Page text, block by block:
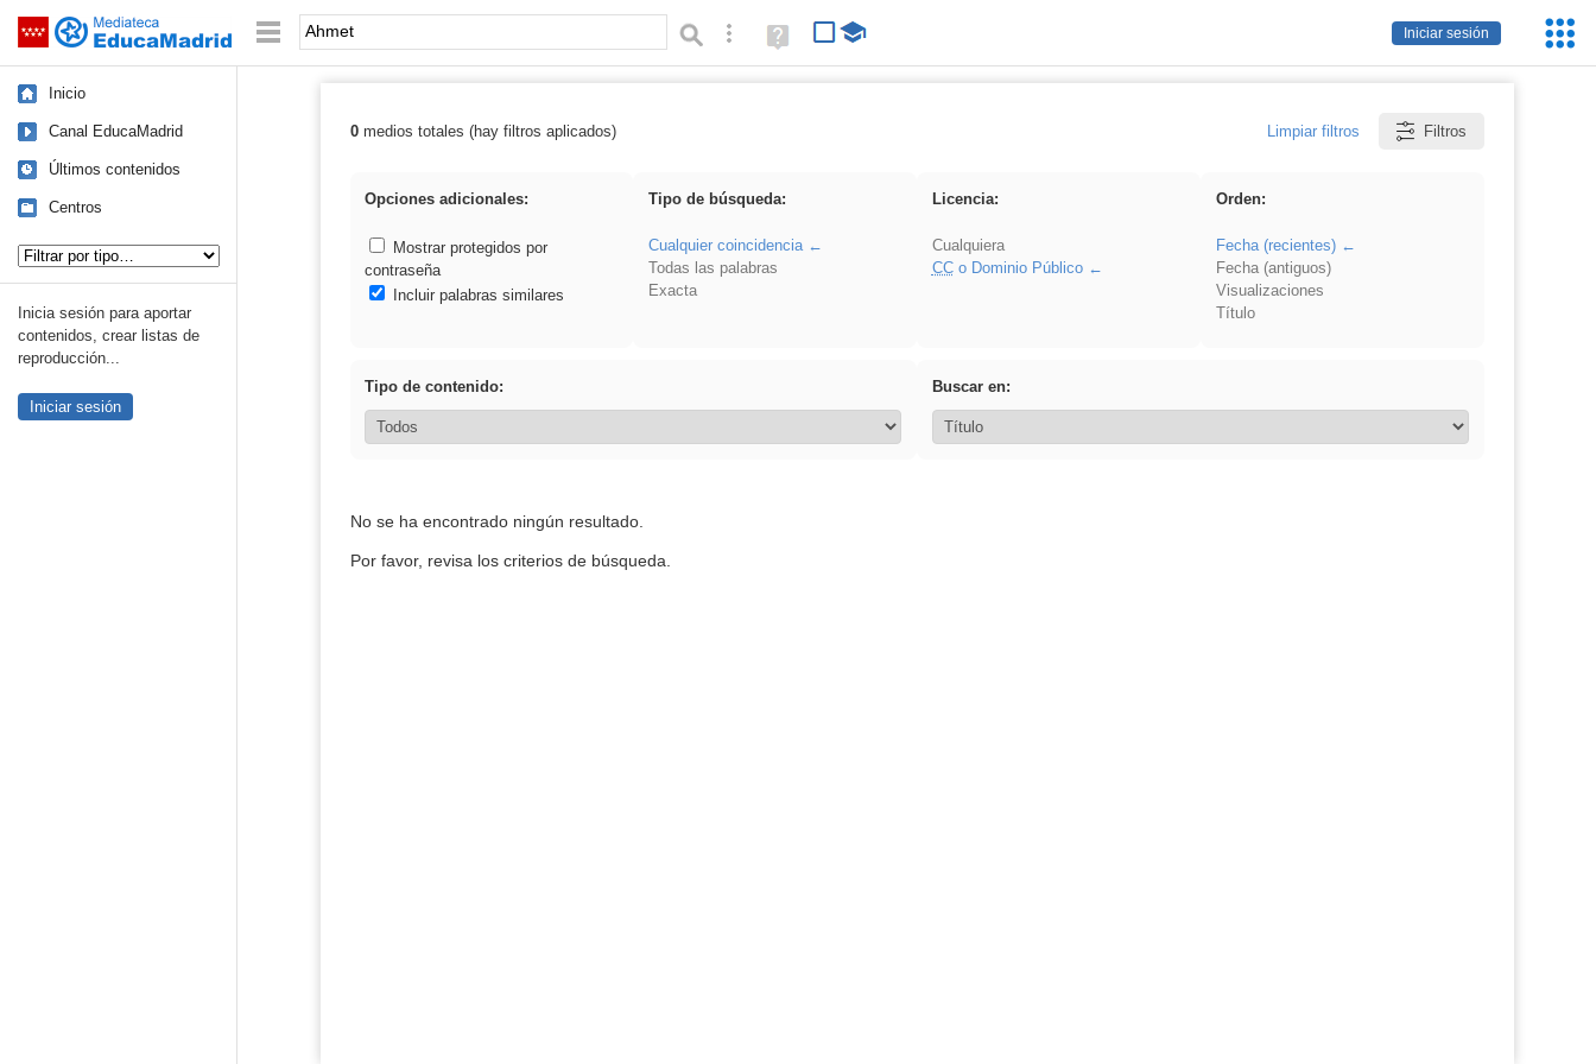
Saltar navegación
Iniciar sesión
Palabra o frase: Búsqueda avanzada
Ayuda
(en
Inicio
Canal EducaMadrid
Últimos contenidos
Centros
Inicia sesión para aportar
contenidos, crear listas de
reproducción...
Iniciar sesión
Resultados de: Ahmet
0medios totales (hay filtros aplicados) Limpiar filtros Filtros
Opciones adicionales:
Mostrar protegidos por
contraseña
Incluir palabras similares
Tipo de búsqueda:
Cualquier coincidencia
Todas las palabras
Exacta
Licencia:
Cualquiera
CCo Dominio Público
Orden:
Fecha (recientes)
Fecha (antiguos)
Visualizaciones
Título
Tipo de contenido: Buscar en:
No se ha encontrado ningún resultado.
Por favor, revisa los criterios de búsqueda.